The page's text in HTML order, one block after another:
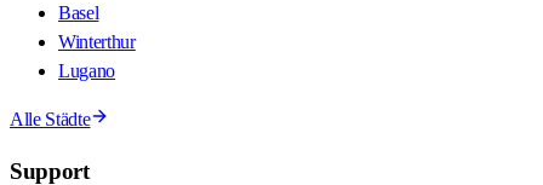
Basel
Winterthur
Lugano
Alle Städte
Support